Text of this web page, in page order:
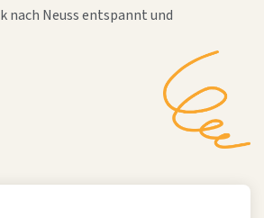
nach Neuss entspannt und